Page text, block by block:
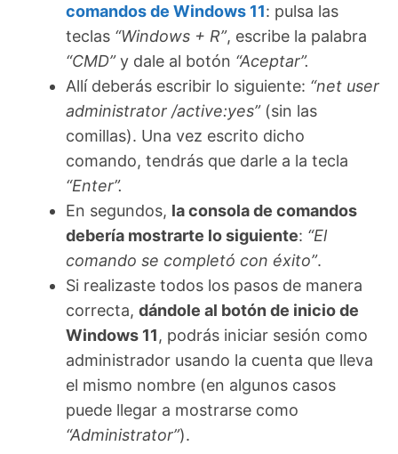
comandos de Windows 11: pulsa las
teclas “Windows + R”, escribe la palabra
“CMD”y dale al botón “Aceptar”.
Allí deberás escribir lo siguiente: “net user
administrator /active:yes”(sin las
comillas). Una vez escrito dicho
comando, tendrás que darle a la tecla
“Enter”.
En segundos, la consola de comandos
debería mostrarte lo siguiente: “El
comando se completó con éxito”.
Si realizaste todos los pasos de manera
correcta, dándole al botón de inicio de
Windows 11, podrás iniciar sesión como
administrador usando la cuenta que lleva
el mismo nombre (en algunos casos
puede llegar a mostrarse como
“Administrator”).